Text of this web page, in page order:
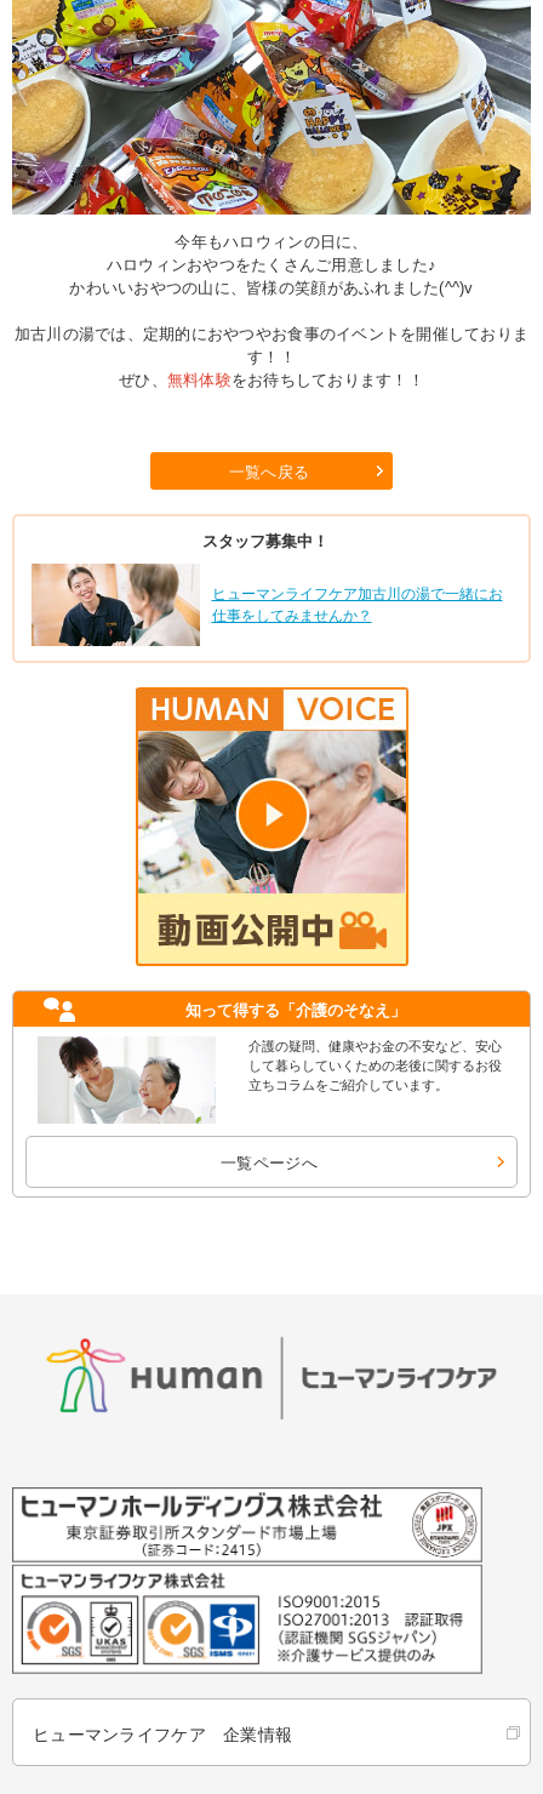
今年もハロウィンの日に、
ハロウィンおやつをたくさんご用意しました♪
かわいいおやつの山に、皆様の笑顔があふれました(^^)v
加古川の湯では、定期的におやつやお食事のイベントを開催しておりま
す！！
ぜひ、 無料体験をお待ちしております！！
一覧へ戻る
スタッフ募集中！
ヒューマンライフケア加古川の湯で一緒にお
仕事をしてみませんか？
知って得する 「介護のそなえ」
介護の疑問、健康やお金の不安など、安心
して暮らしていくための老後に関するお役
立ちコラムをご紹介しています。
一覧ページへ
ヒューマンライフケア 企業情報